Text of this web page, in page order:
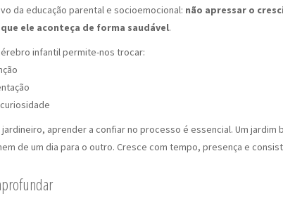
da educação parental e socioemocional: não apressar o
ele aconteça de forma saudável.
infantil permite-nos trocar:
jardineiro, aprender a confiar no processo é essencial. Um jardim
de um dia para o outro. Cresce com tempo, presença e